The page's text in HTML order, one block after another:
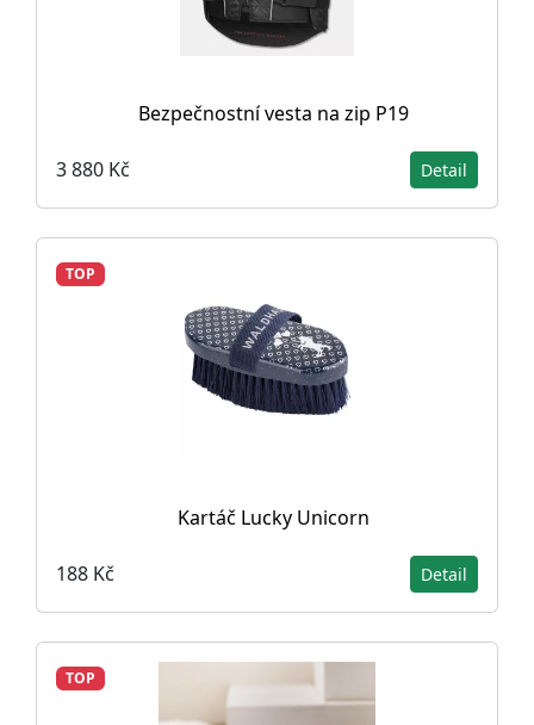
Bezpečnostní vesta na zip P19
3 880 Kč Detail
TOP
Kartáč Lucky Unicorn
188 Kč Detail
TOP